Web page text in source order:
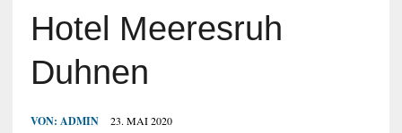
Hotel Meeresruh
Duhnen
VON: ADMIN 23. MAI 2020